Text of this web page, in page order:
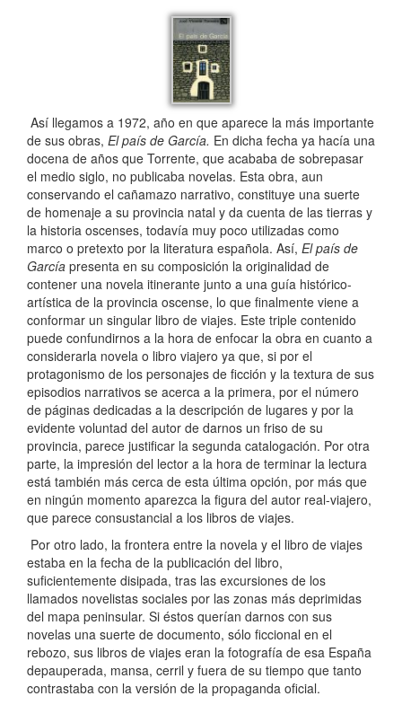
Así llegamos a 1972, año en que aparece la más importante
de sus obras, El país de García. En dicha fecha ya hacía una
docena de años que Torrente, que acababa de sobrepasar
el medio siglo, no publicaba novelas. Esta obra, aun
conservando el cañamazo narrativo, constituye una suerte
de homenaje a su provincia natal y da cuenta de las tierras y
la historia oscenses, todavía muy poco utilizadas como
marco o pretexto por la literatura española. Así, El país de
García presenta en su composición la originalidad de
contener una novela itinerante junto a una guía histórico-
artística de la provincia oscense, lo que finalmente viene a
conformar un singular libro de viajes. Este triple contenido
puede confundirnos a la hora de enfocar la obra en cuanto a
considerarla novela o libro viajero ya que, si por el
protagonismo de los personajes de ficción y la textura de sus
episodios narrativos se acerca a la primera, por el número
de páginas dedicadas a la descripción de lugares y por la
evidente voluntad del autor de darnos un friso de su
provincia, parece justificar la segunda catalogación. Por otra
parte, la impresión del lector a la hora de terminar la lectura
está también más cerca de esta última opción, por más que
en ningún momento aparezca la figura del autor real-viajero,
que parece consustancial a los libros de viajes.
Por otro lado, la frontera entre la novela y el libro de viajes
estaba en la fecha de la publicación del libro,
suficientemente disipada, tras las excursiones de los
llamados novelistas sociales por las zonas más deprimidas
del mapa peninsular. Si éstos querían darnos con sus
novelas una suerte de documento, sólo ficcional en el
rebozo, sus libros de viajes eran la fotografía de esa España
depauperada, mansa, cerril y fuera de su tiempo que tanto
contrastaba con la versión de la propaganda oficial.